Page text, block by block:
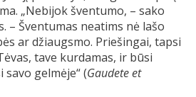
„Nebijok šventumo, – sako
– Šventumas neatims nė lašo
ar džiaugsmo. Priešingai, tapsi
tave kurdamas, ir būsi
gelmėje“ (Gaudete et